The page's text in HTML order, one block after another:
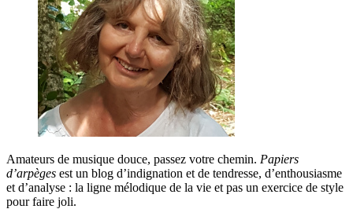
Amateurs de musique douce, passez votre chemin. Papiers
d’arpèges est un blog d’indignation et de tendresse, d’enthousiasme
et d’analyse : la ligne mélodique de la vie et pas un exercice de style
pour faire joli.